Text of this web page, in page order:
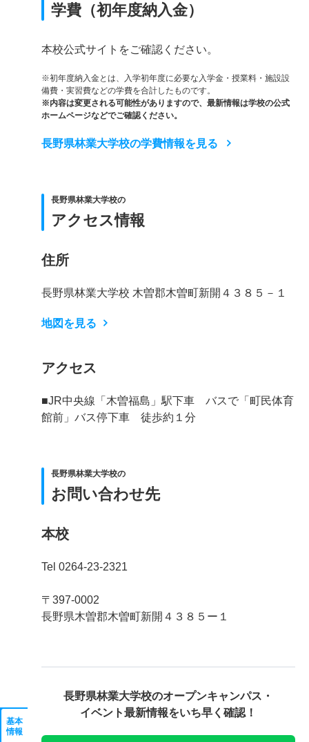
基本
情報
学費（初年度納入金）
本校公式サイトをご確認ください。
※初年度納入金とは、入学初年度に必要な入学金・授業料・施設設
備費・実習費などの学費を合計したものです。
※内容は変更される可能性がありますので、最新情報は学校の公式
ホームページなどでご確認ください。
長野県林業大学校の学費情報を見る
長野県林業大学校の
アクセス情報
住所
長野県林業大学校 木曽郡木曽町新開４３８５－１
地図を見る
アクセス
■JR中央線「木曽福島」駅下車 バスで「町民体育
館前」バス停下車 徒歩約１分
長野県林業大学校の
お問い合わせ先
本校
Tel 0264-23-2321
〒397-0002
長野県木曽郡木曽町新開４３８５ー１
長野県林業大学校のオープンキャンパス・
イベント最新情報をいち早く確認！